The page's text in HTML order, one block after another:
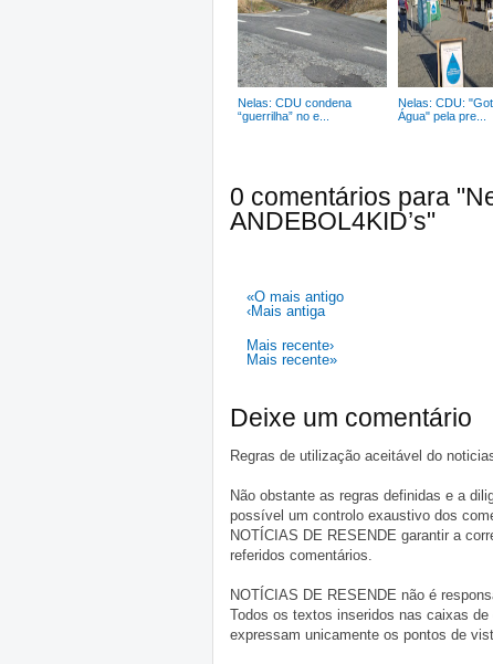
Nelas: CDU condena
“guerrilha” no e...
Nelas: CDU:
Água" pela pre...
0 comentários para
ANDEBOL4KID’s"
«O mais antigo
‹Mais antiga
Mais recente›
Mais recente»
Deixe um comentário
Regras de utilização aceitável do
Não obstante as regras definidas e a
possível um controlo exaustivo dos
NOTÍCIAS DE RESENDE garantir a
referidos comentários.
NOTÍCIAS DE RESENDE não é
Todos os textos inseridos nas caixas
expressam unicamente os pontos de